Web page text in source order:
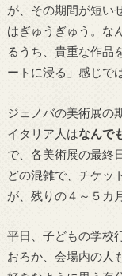
が、その期間が短い
はぎゅうぎゅう。な
るうち、貴重な作品
ートに浸る」感じで
ジェノバの美術展の
イタリア人はなんで
で、各美術展の最終
どの混雑で、チケッ
が、残りの４～５カ
平日、子どもの学校
おろか、会場内の人